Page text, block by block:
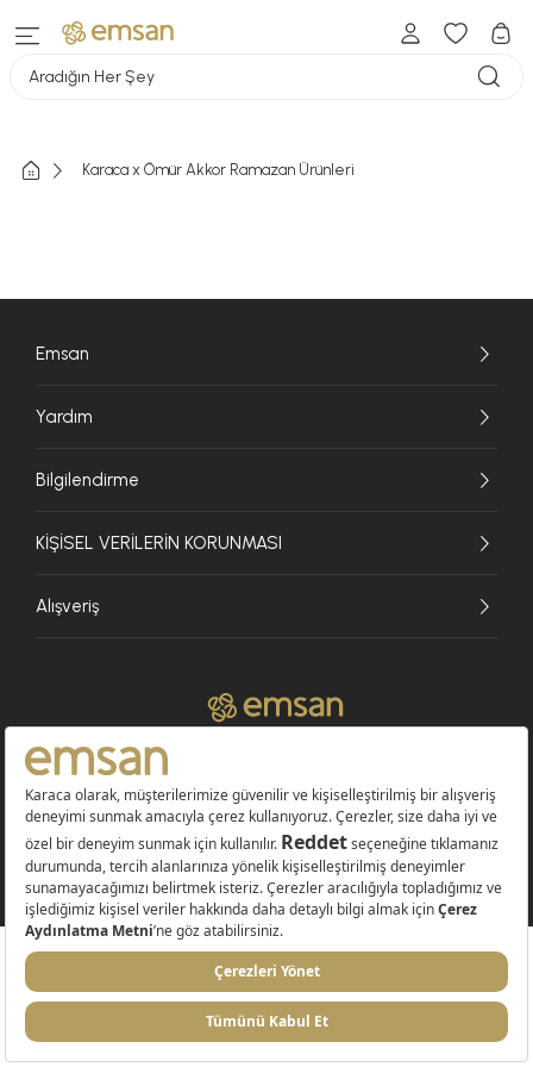
Aradığın Her Şey
Karaca x Ömür Akkor Ramazan Ürünleri
Emsan
Yardım
Bilgilendirme
KİŞİSEL VERİLERİN KORUNMASI
Alışveriş
© 2026 EMSAN A.Ş. Tüm Hakları Saklıdır